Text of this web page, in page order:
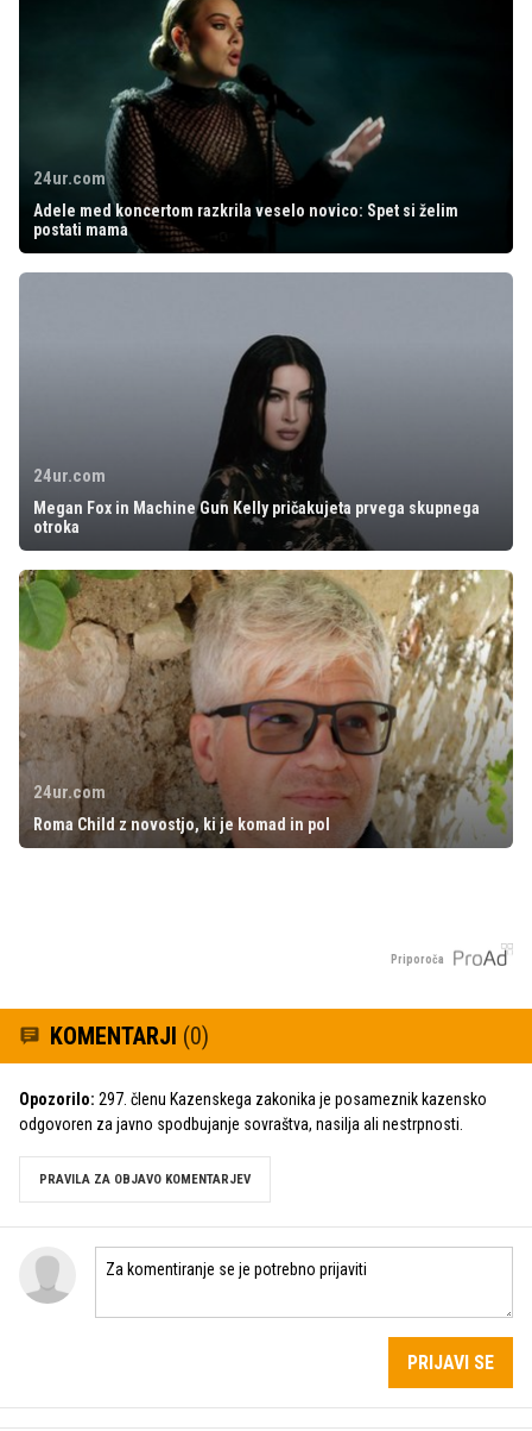
24ur.com
Adele med koncertom razkrila veselo novico: Spet si želim
postati mama
24ur.com
Megan Fox in Machine Gun Kelly pričakujeta prvega skupnega
otroka
24ur.com
Roma Child z novostjo, ki je komad in pol
Priporoča
KOMENTARJI (0)
Opozorilo: 297. členu Kazenskega zakonika je posameznik kazensko
odgovoren za javno spodbujanje sovraštva, nasilja ali nestrpnosti.
PRAVILA ZA OBJAVO KOMENTARJEV
PRIJAVI SE